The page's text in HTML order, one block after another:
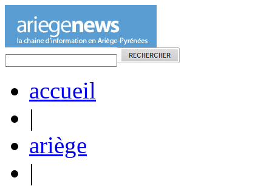
accueil
|
ariège
|